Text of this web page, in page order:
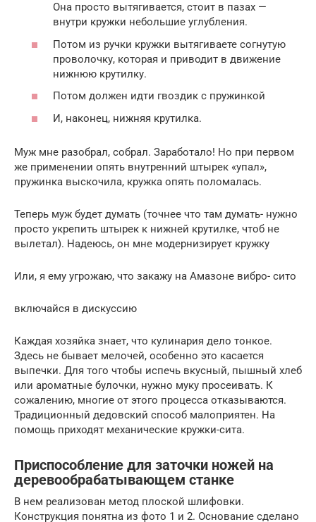
Она просто вытягивается, стоит в пазах —
внутри кружки небольшие углубления.
Потом из ручки кружки вытягиваете согнутую
проволочку, которая и приводит в движение
нижнюю крутилку.
Потом должен идти гвоздик с пружинкой
И, наконец, нижняя крутилка.
Муж мне разобрал, собрал. Заработало! Но при первом
же применении опять внутренний штырек «упал»,
пружинка выскочила, кружка опять поломалась.
Теперь муж будет думать (точнее что там думать- нужно
просто укрепить штырек к нижней крутилке, чтоб не
вылетал). Надеюсь, он мне модернизирует кружку
Или, я ему угрожаю, что закажу на Амазоне вибро- сито
включайся в дискуссию
Каждая хозяйка знает, что кулинария дело тонкое.
Здесь не бывает мелочей, особенно это касается
выпечки. Для того чтобы испечь вкусный, пышный хлеб
или ароматные булочки, нужно муку просеивать. К
сожалению, многие от этого процесса отказываются.
Традиционный дедовский способ малоприятен. На
помощь приходят механические кружки-сита.
Приспособление для заточки ножей на
деревообрабатывающем станке
В нем реализован метод плоской шлифовки.
Конструкция понятна из фото 1 и 2. Основание сделано